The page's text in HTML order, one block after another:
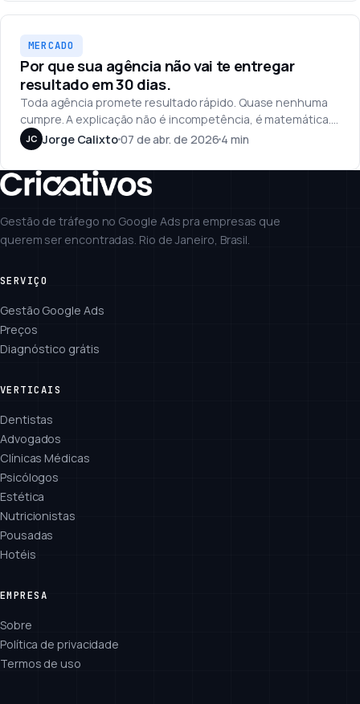
Mercado
MERCADO
Por que sua agência não vai te entregar
resultado em 30 dias.
Toda agência promete resultado rápido. Quase nenhuma
cumpre. A explicação não é incompetência, é matemática.
Entender isso muda a forma como você cobra.
JC Jorge Calixto07 de abr. de 20264 min
Gestão de tráfego no Google Ads pra empresas que
querem ser encontradas. Rio de Janeiro, Brasil.
SERVIÇO
Gestão Google Ads
Preços
Diagnóstico grátis
VERTICAIS
Dentistas
Advogados
Clínicas Médicas
Psicólogos
Estética
Nutricionistas
Pousadas
Hotéis
EMPRESA
Sobre
Política de privacidade
Termos de uso